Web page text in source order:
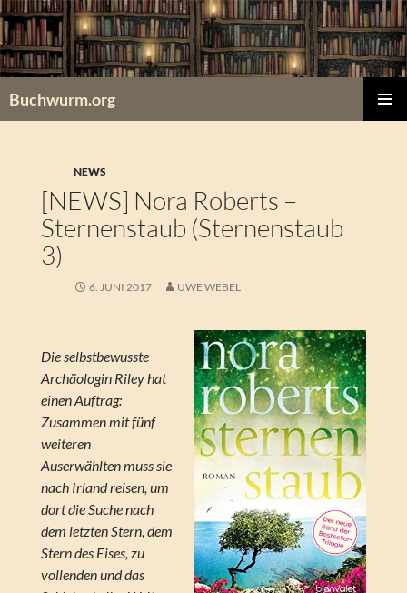
Zum
Inhalt
springen
Buchwurm.org
NEWS
[NEWS] Nora Roberts –
Sternenstaub (Sternenstaub
3)
6. JUNI 2017 UWE WEBEL
Die selbstbewusste
Archäologin Riley hat
einen Auftrag:
Zusammen mit fünf
weiteren
Auserwählten muss sie
nach Irland reisen, um
dort die Suche nach
dem letzten Stern, dem
Stern des Eises, zu
vollenden und das